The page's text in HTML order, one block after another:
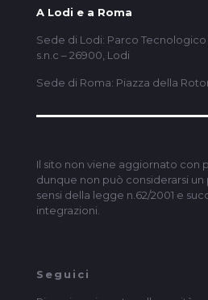
A Lodi e a Roma
Sede di Lodi: Parco Tecnologico
s.n.c – 26900, Lodi
Sede di Roma: Piazza della
Il sito non viene aggiornato con
dunque non può considerarsi
sensi della legge n.62/2001 e
integrazioni.
Seguici